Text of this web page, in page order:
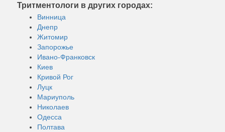
Тритментологи в других городах:
Винница
Днепр
Житомир
Запорожье
Ивано-Франковск
Киев
Кривой Рог
Луцк
Мариуполь
Николаев
Одесса
Полтава